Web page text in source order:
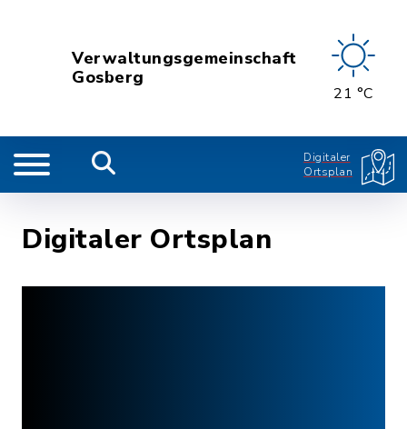
Verwaltungsgemeinschaft
Gosberg
21 °C
Digitaler
Ortsplan
Digitaler Ortsplan